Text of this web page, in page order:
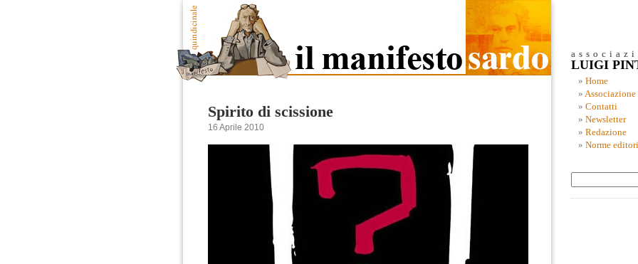
Spirito di scissione
16 Aprile 2010
LUIGI
Home
Associazione
Contatti
Newsletter
Redazione
Norme